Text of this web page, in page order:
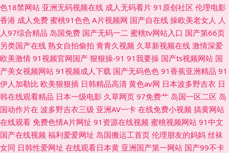
色18禁网站 亚洲无码视频在线 成人无码看片 91原创社区 伦理电影
香港 成人免费 蜜桃91色色 A片视频网 国产自在线 操欧美老女人 人
人97综合精品 岛国免费 国产无码一二 蜜桃tv网站入口 国产第66页
另类国产在线 熟女自拍偷拍 青青久视频 久草新视频在线 激情深爱
欧美激情 91视频官网国产 狠狠操-91 91我要操 国产ts视频网站 国
产美女视频网站 91视频成人下载 国产无码色色 91香蕉亚洲精品 91
伊人加勒比 欧美狠狠插 日韩精品高清 黄色av网 日本波多野吉衣 日
韩在线观看精品 日本一级电影 久草网页 97免费艹 岛国一区二区 岛
国动作片在 波多野吉衣三级 亚洲AV一卡 在线免费小视频 搞黄网站
在线观看 免费色情A片网扯 91资源在线视频 蜜桃视频网站 91中文
国产在线视频 福利爱爱网址 岛国搬运工首页 伦理朋友的妈妈 丝袜
女同 日韩性爱网址 在线观看日本黄 亚洲国产第一网站 国产99不卡